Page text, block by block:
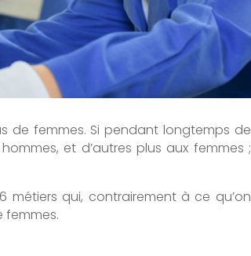
de femmes. Si pendant longtemps de
et d’autres plus aux femmes ;
qui, contrairement à ce qu’on
femmes.